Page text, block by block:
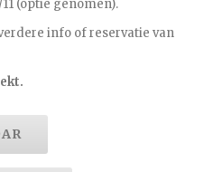
11 (optie genomen).
info of reservatie van